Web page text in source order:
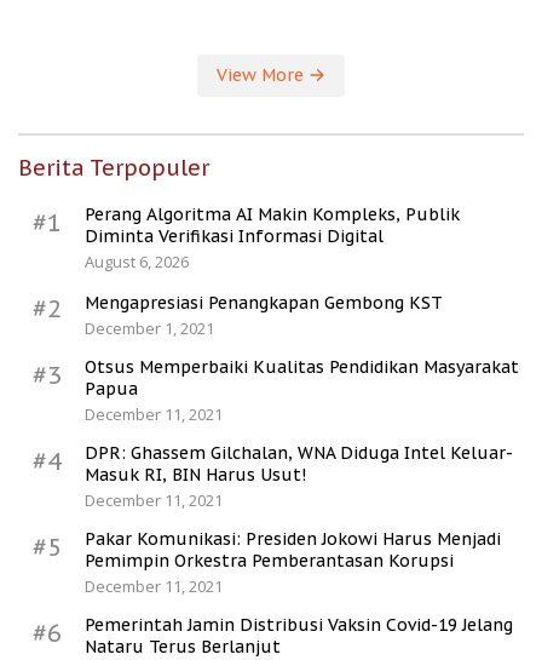
View More
Berita Terpopuler
#1
Perang Algoritma AI Makin Kompleks, Publik
Diminta Verifikasi Informasi Digital
August 6, 2026
#2
Mengapresiasi Penangkapan Gembong KST
December 1, 2021
#3
Otsus Memperbaiki Kualitas Pendidikan Masyarakat
Papua
December 11, 2021
#4
DPR: Ghassem Gilchalan, WNA Diduga Intel Keluar-
Masuk RI, BIN Harus Usut!
December 11, 2021
#5
Pakar Komunikasi: Presiden Jokowi Harus Menjadi
Pemimpin Orkestra Pemberantasan Korupsi
December 11, 2021
#6
Pemerintah Jamin Distribusi Vaksin Covid-19 Jelang
Nataru Terus Berlanjut